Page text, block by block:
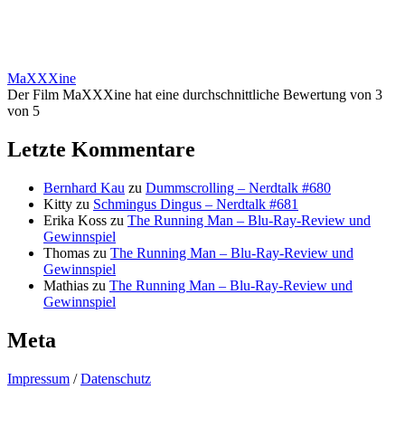
MaXXXine
Der Film MaXXXine hat eine durchschnittliche Bewertung von 3
von 5
Letzte Kommentare
Bernhard Kau zu Dummscrolling – Nerdtalk #680
Kitty zu Schmingus Dingus – Nerdtalk #681
Erika Koss zu The Running Man – Blu-Ray-Review und
Gewinnspiel
Thomas zu The Running Man – Blu-Ray-Review und
Gewinnspiel
Mathias zu The Running Man – Blu-Ray-Review und
Gewinnspiel
Meta
Impressum /Datenschutz